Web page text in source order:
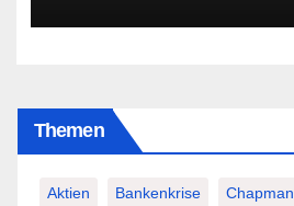
Themen
Aktien Bankenkrise Chapman